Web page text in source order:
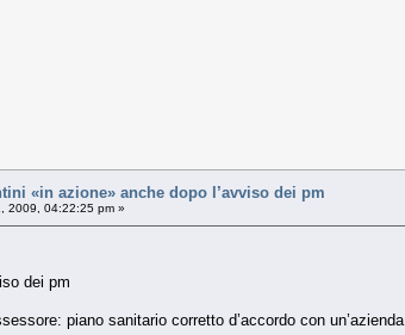
«in azione» anche dopo l’avviso dei pm
2009, 04:22:25 pm »
dei pm
piano sanitario corretto d’accordo con un’azienda